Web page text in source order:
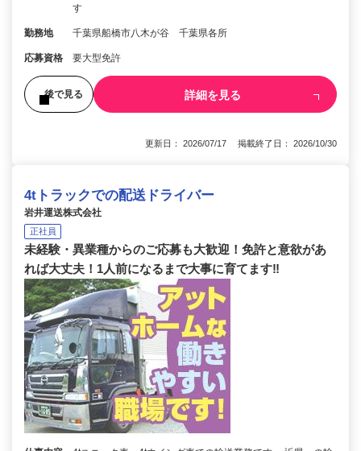
す
勤務地 千葉県船橋市八木が谷 千葉県各所
応募資格 要大型免許
後で見る 詳細を見る
更新日： 2026/07/17 掲載終了日： 2026/10/30
4tトラックでの配送ドライバー
岩井運送株式会社
正社員
未経験・異業種からのご応募も大歓迎！免許と意欲があ
れば大丈夫！1人前になるまで大事に育てます‼